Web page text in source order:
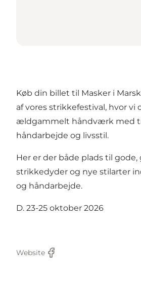
Køb din billet til Masker i
af vores strikkefestival, hvor vi
ældgammelt håndværk med
håndarbejde og livsstil.
Her er der både plads til
strikkedyder og nye stilarter
og håndarbejde.
D. 23-25 oktober 2026
Website
Facebook